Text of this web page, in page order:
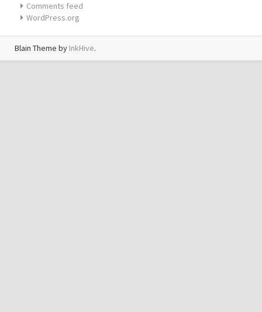
Comments feed
WordPress.org
Blain Theme by InkHive.